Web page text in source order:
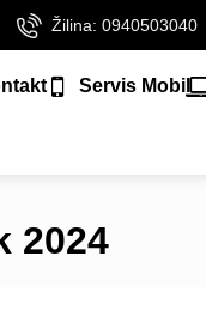
Žilina: 0940503040
Servis Mobil
2024